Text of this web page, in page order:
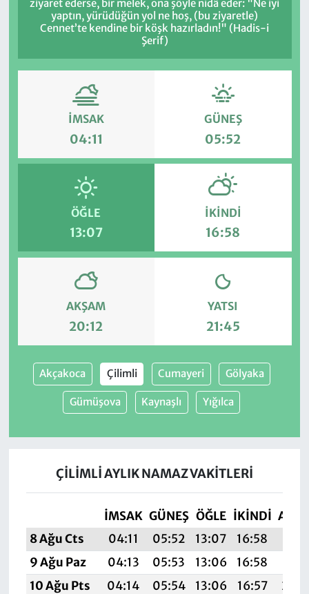
ziyaret ederse, bir melek, ona şöyle nidâ eder: "Ne iyi
yaptın, yürüdüğün yol ne hoş, (bu ziyaretle)
Cennet’te kendine bir köşk hazırladın!" (Hadis-i
Şerif)
İMSAK
04:11
GÜNEŞ
05:52
ÖĞLE
13:07
İKINDI
16:58
AKŞAM
20:12
YATSI
21:45
Akçakoca Çilimli Cumayeri Gölyaka
Gümüşova Kaynaşlı Yığılca
ÇILIMLI AYLIK NAMAZ VAKITLERI
İMSAK GÜNEŞ ÖĞLE İKINDI
8 Ağu Cts
04:11 05:52 13:07 16:58
9 Ağu Paz
04:13 05:53 13:06 16:58
10 Ağu Pts
04:14 05:54 13:06 16:57